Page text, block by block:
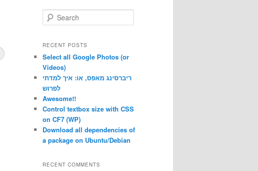
e
r
h
RECENT POSTS
Select all Google Photos (or
Videos)
ריברסינג מאפס, או: איך למדתי
לפרוש
Awesome!!
Control textbox size with CSS
on CF7 (WP)
Download all dependencies of
a package on Ubuntu/Debian
RECENT COMMENTS